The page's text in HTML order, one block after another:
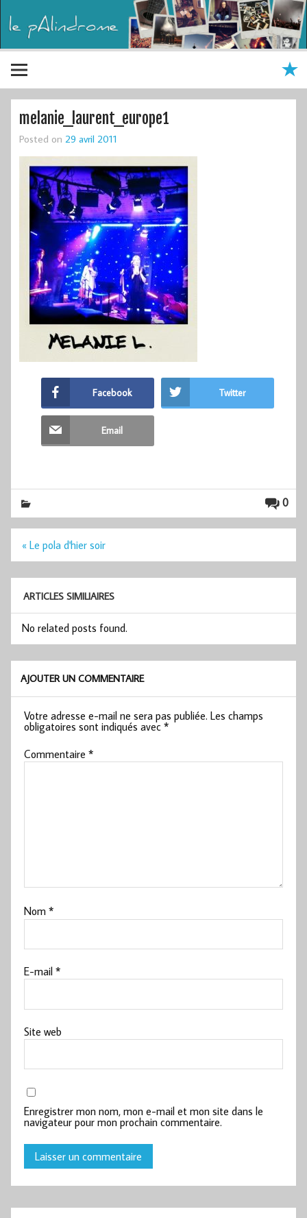
melanie_laurent_europe1
Posted on 29 avril 2011
Facebook Twitter
Email
0
Navigation
« Le pola d'hier soir
ARTICLES SIMILIAIRES
No related posts found.
AJOUTER UN COMMENTAIRE
Votre adresse e-mail ne sera pas publiée. Les champs
obligatoires sont indiqués avec*
Commentaire*
Nom*
E-mail*
Site web
Enregistrer mon nom, mon e-mail et mon site dans le
navigateur pour mon prochain commentaire.